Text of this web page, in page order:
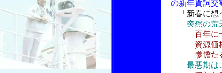
の新年賀詞交
「新春に
突然の荒
百年に
資源価格の
惨憺たる海
最悪期は